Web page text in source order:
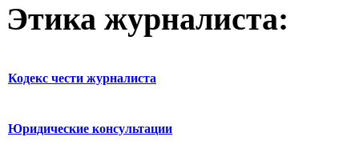
Этика журналиста:
Кодекс чести журналиста
Юридические консультации